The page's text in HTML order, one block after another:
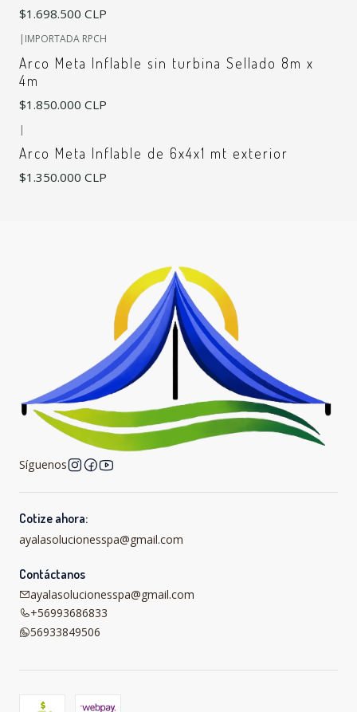
$1.698.500 CLP
| IMPORTADA RPCH
Arco Meta Inflable sin turbina Sellado 8m x
4m
$1.850.000 CLP
|
Arco Meta Inflable de 6x4x1 mt exterior
$1.350.000 CLP
Síguenos
Cotize ahora:
ayalasolucionesspa@gmail.com
Contáctanos
ayalasolucionesspa@gmail.com
+56993686833
56933849506